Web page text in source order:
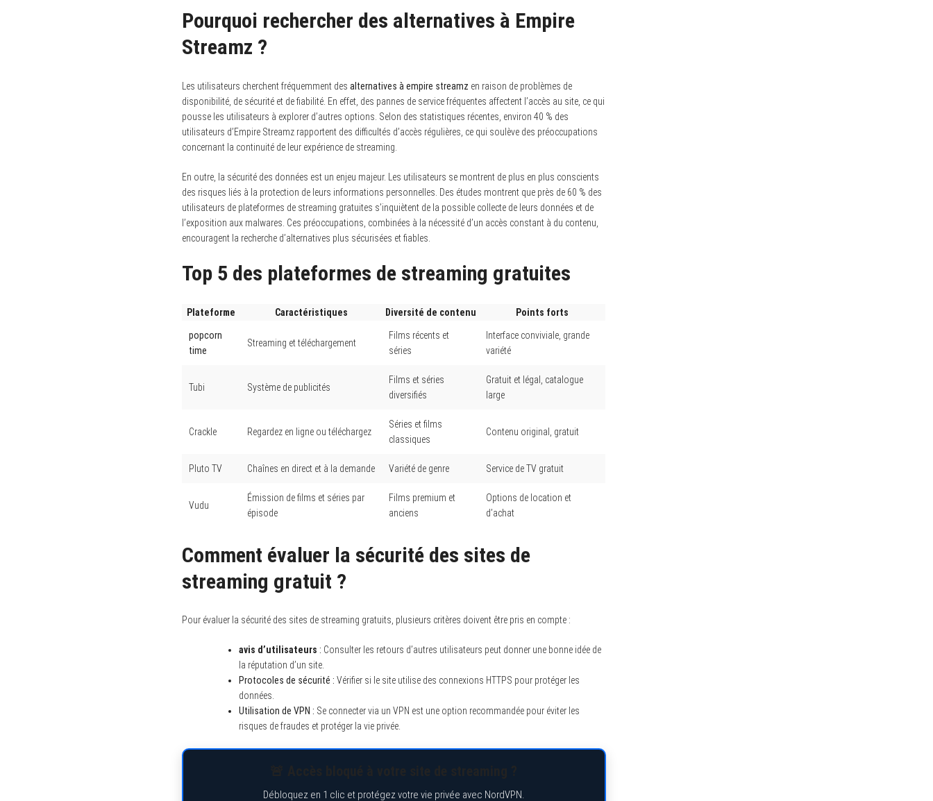
Pourquoi rechercher des alternatives à Empire
Streamz ?
Les utilisateurs cherchent fréquemment des alternatives à empire streamz en raison de problèmes de
disponibilité, de sécurité et de fiabilité. En effet, des pannes de service fréquentes affectent l’accès au site, ce qui
pousse les utilisateurs à explorer d’autres options. Selon des statistiques récentes, environ 40 % des
utilisateurs d’Empire Streamz rapportent des difficultés d’accès régulières, ce qui soulève des préoccupations
concernant la continuité de leur expérience de streaming.
En outre, la sécurité des données est un enjeu majeur. Les utilisateurs se montrent de plus en plus conscients
des risques liés à la protection de leurs informations personnelles. Des études montrent que près de 60 % des
utilisateurs de plateformes de streaming gratuites s’inquiètent de la possible collecte de leurs données et de
l’exposition aux malwares. Ces préoccupations, combinées à la nécessité d’un accès constant à du contenu,
encouragent la recherche d’alternatives plus sécurisées et fiables.
Top 5 des plateformes de streaming gratuites
Plateforme Caractéristiques Diversité de contenu Points forts
popcorn
time
Streaming et téléchargement
Films récents et
séries
Interface conviviale, grande
variété
Tubi Système de publicités
Films et séries
diversifiés
Gratuit et légal, catalogue
large
Crackle Regardez en ligne ou téléchargez
Séries et films
classiques
Contenu original, gratuit
Pluto TV Chaînes en direct et à la demande Variété de genre Service de TV gratuit
Vudu
Émission de films et séries par
épisode
Films premium et
anciens
Options de location et
d’achat
Comment évaluer la sécurité des sites de
streaming gratuit ?
Pour évaluer la sécurité des sites de streaming gratuits, plusieurs critères doivent être pris en compte :
avis d’utilisateurs : Consulter les retours d’autres utilisateurs peut donner une bonne idée de
la réputation d’un site.
Protocoles de sécurité : Vérifier si le site utilise des connexions HTTPS pour protéger les
données.
Utilisation de VPN : Se connecter via un VPN est une option recommandée pour éviter les
risques de fraudes et protéger la vie privée.
Débloquez en 1 clic et protégez votre vie privée avec NordVPN.